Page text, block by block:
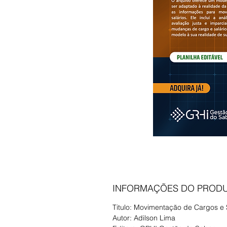
INFORMAÇÕES DO
Titulo: Movimentação de Cargos e
Autor: Adilson Lima